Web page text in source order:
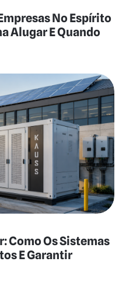
No Espírito
Alugar E Quando
Como Os Sistemas
E Garantir